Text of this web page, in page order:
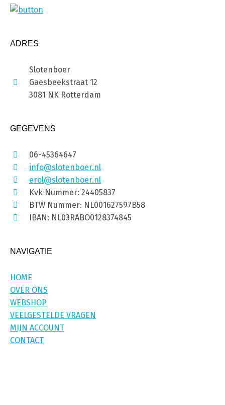
ADRES
Slotenboer
Gaesbeekstraat 12
3081 NK Rotterdam
GEGEVENS
06-45364647
info@slotenboer.nl
erol@slotenboer.nl
Kvk Nummer: 24405837
BTW Nummer: NL001627597B58
IBAN: NL03RABO0128374845
NAVIGATIE
HOME
OVER ONS
WEBSHOP
VEELGESTELDE VRAGEN
MIJN ACCOUNT
CONTACT